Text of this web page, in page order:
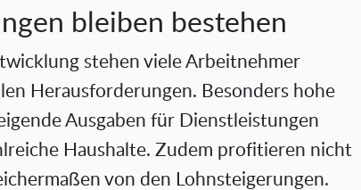
bleiben bestehen
stehen viele Arbeitnehmer
Herausforderungen. Besonders hohe
Ausgaben für Dienstleistungen
Haushalte. Zudem profitieren nicht
von den Lohnsteigerungen.